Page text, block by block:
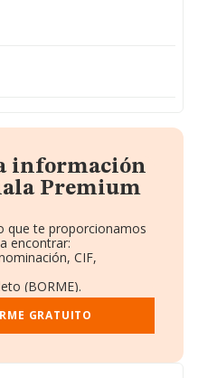
información
Premium
que te proporcionamos
encontrar:
CIF,
(BORME).
y Empleados.
y Administradores.
GRATUITO